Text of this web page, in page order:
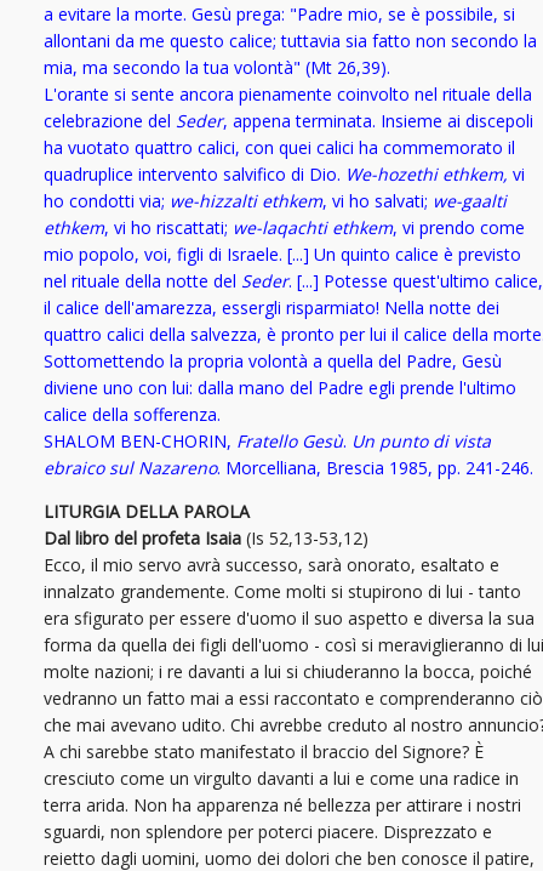
a evitare la morte. Gesù prega: "Padre mio, se è possibile, si
allontani da me questo calice; tuttavia sia fatto non secondo la
mia, ma secondo la tua volontà" (Mt 26,39).
L'orante si sente ancora pienamente coinvolto nel rituale della
celebrazione del Seder, appena terminata. Insieme ai discepoli
ha vuotato quattro calici, con quei calici ha commemorato il
quadruplice intervento salvifico di Dio. We-hozethi ethkem, vi
ho condotti via; we-hizzalti ethkem, vi ho salvati; we-gaalti
ethkem, vi ho riscattati; we-laqachti ethkem, vi prendo come
mio popolo, voi, figli di Israele. [...] Un quinto calice è previsto
nel rituale della notte del Seder. [...] Potesse quest'ultimo calice,
il calice dell'amarezza, essergli risparmiato! Nella notte dei
quattro calici della salvezza, è pronto per lui il calice della
Sottomettendo la propria volontà a quella del Padre, Gesù
diviene uno con lui: dalla mano del Padre egli prende l'ultimo
calice della sofferenza.
SHALOM BEN-CHORIN, Fratello Gesù. Un punto di vista
ebraico sul Nazareno. Morcelliana, Brescia 1985, pp. 241-246.
LITURGIA DELLA PAROLA
Dal libro del profeta Isaia (Is 52,13-53,12)
Ecco, il mio servo avrà successo, sarà onorato, esaltato e
innalzato grandemente. Come molti si stupirono di lui - tanto
era sfigurato per essere d'uomo il suo aspetto e diversa la sua
forma da quella dei figli dell'uomo - così si meraviglieranno di lui
molte nazioni; i re davanti a lui si chiuderanno la bocca, poiché
vedranno un fatto mai a essi raccontato e comprenderanno ciò
che mai avevano udito. Chi avrebbe creduto al nostro
A chi sarebbe stato manifestato il braccio del Signore? È
cresciuto come un virgulto davanti a lui e come una radice in
terra arida. Non ha apparenza né bellezza per attirare i nostri
sguardi, non splendore per poterci piacere. Disprezzato e
reietto dagli uomini, uomo dei dolori che ben conosce il patire,